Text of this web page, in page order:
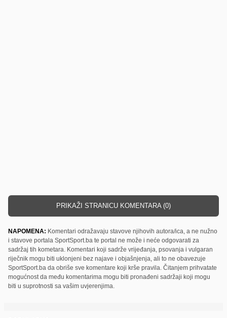
PRIKAŽI STRANICU KOMENTARA (0)
NAPOMENA: Komentari odražavaju stavove njihovih autora/ica, a ne nužno
i stavove portala SportSport.ba te portal ne može i neće odgovarati za
sadržaj tih kometara. Komentari koji sadrže vrijeđanja, psovanja i vulgaran
riječnik mogu biti uklonjeni bez najave i objašnjenja, ali to ne obavezuje
SportSport.ba da obriše sve komentare koji krše pravila. Čitanjem prihvatate
mogućnost da među komentarima mogu biti pronađeni sadržaji koji mogu
biti u suprotnosti sa vašim uvjerenjima.